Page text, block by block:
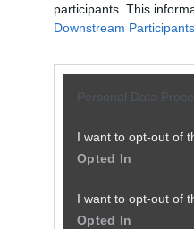
participants. This
Downstream Participants
Personal Data
I want to opt-out of
Opted In
I want to opt-out of
Opted In
przesadzi